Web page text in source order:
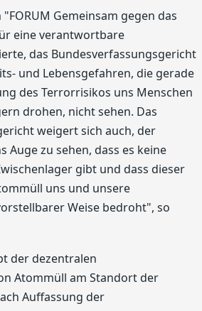
Gemeinsam gegen das
eine verantwortbare
das Bundesverfassungsgericht
und Lebensgefahren, die gerade
des Terrorrisikos uns Menschen
drohen, nicht sehen. Das
weigert sich auch, der
Auge zu sehen, dass es keine
gibt und dass dieser
uns und unsere
Weise bedroht", so
der dezentralen
Atommüll am Standort der
Auffassung der